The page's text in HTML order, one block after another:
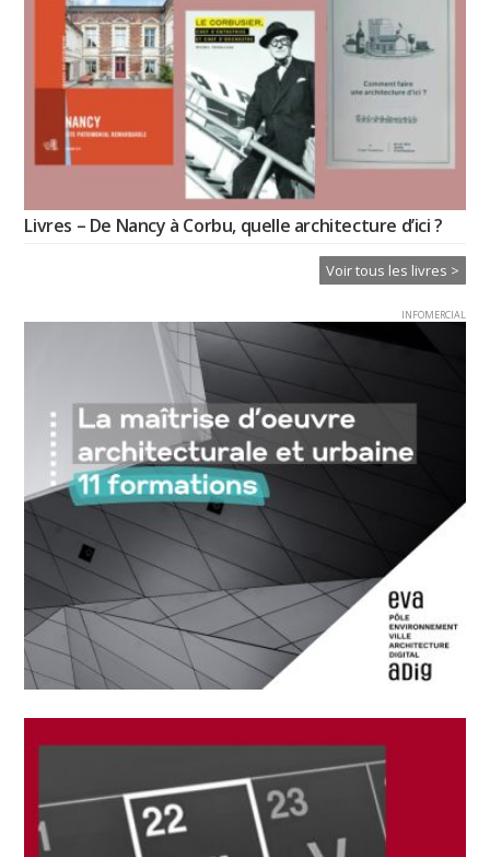
Livres – De Nancy à Corbu, quelle architecture d’ici ?
Voir tous les livres >
INFOMERCIAL